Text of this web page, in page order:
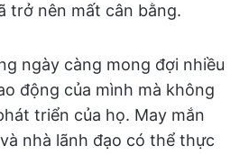
trở nên mất cân bằng.
ngày càng mong đợi nhiều
động của mình mà không
triển của họ. May mắn
nhà lãnh đạo có thể thực